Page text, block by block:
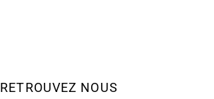
RETROUVEZ NOUS